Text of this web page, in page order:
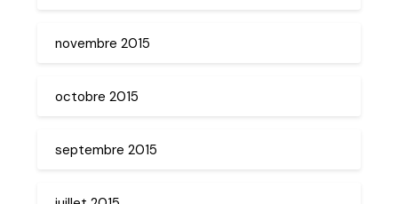
novembre 2015
octobre 2015
septembre 2015